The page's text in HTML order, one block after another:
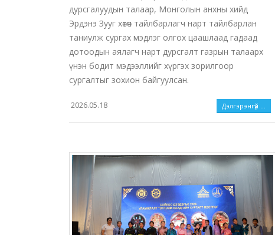
дурсгалуудын талаар, Монголын анхны хийд
Эрдэнэ Зууг хөтөч тайлбарлагч нарт тайлбарлан
таниулж сургах мэдлэг олгох цаашлаад гадаад
дотоодын аялагч нарт дурсгалт газрын талаарх
үнэн бодит мэдээллийг хүргэх зорилгоор
сургалтыг зохион байгуулсан.
2026.05.18 Дэлгэрэнгүй ...